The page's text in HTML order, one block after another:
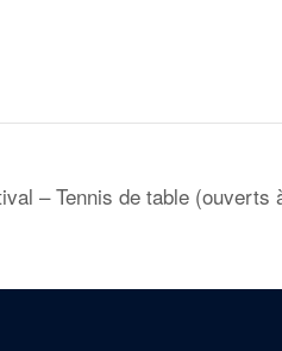
– Tennis de table (ouverts